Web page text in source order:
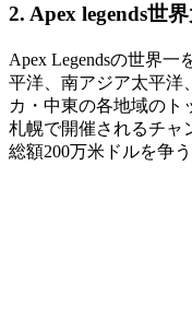
2. Apex legends世
Apex Legendsの世界
平洋、南アジア太平洋
カ・中東の各地域のト
札幌で開催されるチャ
総額200万米ドルを争う